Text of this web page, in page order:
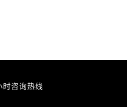
时咨询热线